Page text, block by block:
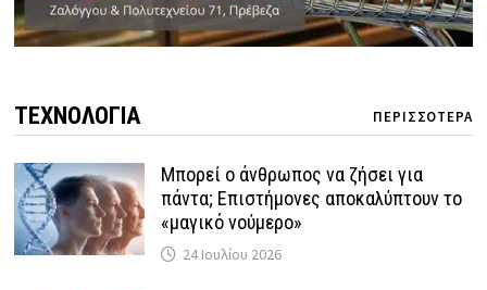
ΤΕΧΝΟΛΟΓΙΑ ΠΕΡΙΣΣΟΤΕΡΑ
Μπορεί ο άνθρωπος να ζήσει για
πάντα; Επιστήμονες αποκαλύπτουν το
«μαγικό νούμερο»
24 Ιουλίου 2026